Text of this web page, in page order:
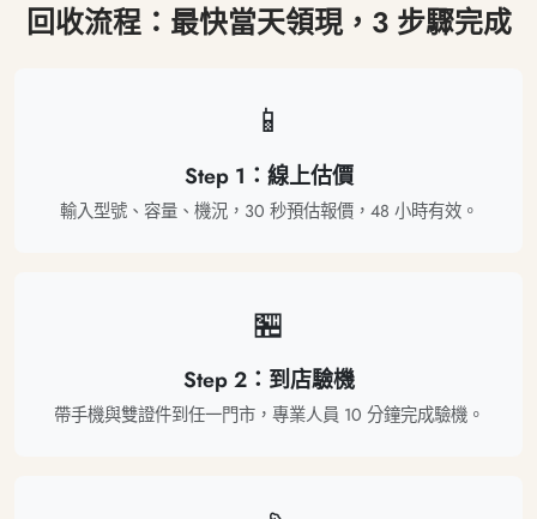
回收流程：最快當天領現，3 步驟完成
📱
Step 1：線上估價
輸入型號、容量、機況，30 秒預估報價，48 小時有效。
🏪
Step 2：到店驗機
帶手機與雙證件到任一門市，專業人員 10 分鐘完成驗機。